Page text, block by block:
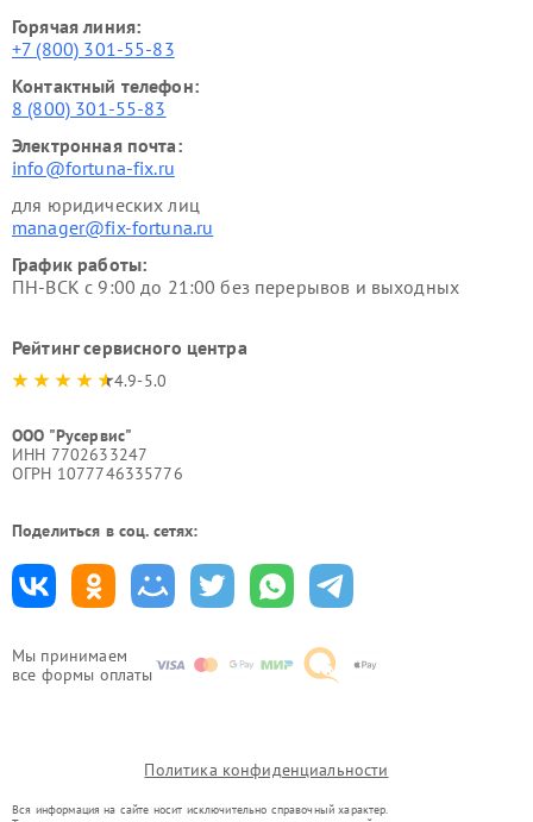
Мы принимаем
все формы оплаты
Горячая линия:
+7 (800) 301-55-83
Контактный телефон:
8 (800) 301-55-83
Электронная почта:
info@fortuna-fix.ru
для юридических лиц
manager@fix-fortuna.ru
График работы:
ПН-ВСК с 9:00 до 21:00 без перерывов и выходных
Рейтинг сервисного центра
4.9-5.0
ООО "Русервис"
ИНН 7702633247
ОГРН 1077746335776
Поделиться в соц. сетях:
Политика конфиденциальности
Вся информация на сайте носит исключительно справочный характер.